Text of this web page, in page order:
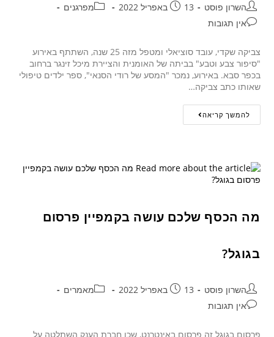
השרון פוסט 13 באפריל 2022
מפרגנים
אין תגובות
צביקה שקדי, עובד סוציאלי ומטפל מזה 25 שנה, השתתף באירוע
"סיפור צבע וטבע" בביתה של האומנית והציירת מיכל זינגר ברחוב
בכפר סבא. באירוע, נמכר "המסע של רודי הסנאי", ספר ילדים טיפולי
שאותו כתב צביקה…
להמשך קריאה
מה הכסף שלכם עושה בקמפיין פרסום
בגוגל?
השרון פוסט 13 באפריל 2022
מאמרים
אין תגובות
פרסום בגוגל זה פרסום באינטרנט, שכן חברת הענק השתלטה על